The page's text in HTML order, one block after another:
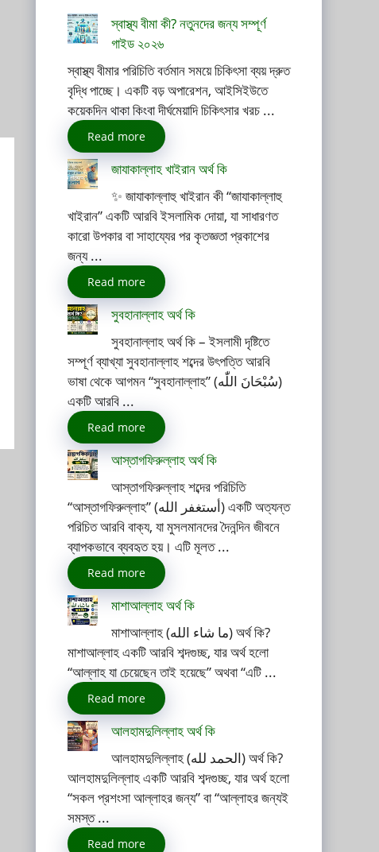
স্বাস্থ্য বীমা কী? নতুনদের জন্য সম্পূর্ণ
গাইড ২০২৬
স্বাস্থ্য বীমার পরিচিতি বর্তমান সময়ে চিকিৎসা ব্যয় দ্রুত
বৃদ্ধি পাচ্ছে। একটি বড় অপারেশন, আইসিইউতে
কয়েকদিন থাকা কিংবা দীর্ঘমেয়াদি চিকিৎসার খরচ ...
Read more
জাযাকাল্লাহ খাইরান অর্থ কি
✨ জাযাকাল্লাহু খাইরান কী “জাযাকাল্লাহু
খাইরান” একটি আরবি ইসলামিক দোয়া, যা সাধারণত
কারো উপকার বা সাহায্যের পর কৃতজ্ঞতা প্রকাশের
জন্য ...
Read more
সুবহানাল্লাহ অর্থ কি
সুবহানাল্লাহ অর্থ কি – ইসলামী দৃষ্টিতে
সম্পূর্ণ ব্যাখ্যা সুবহানাল্লাহ শব্দের উৎপত্তি আরবি
ভাষা থেকে আগমন “সুবহানাল্লাহ” (سُبْحَانَ اللّٰه)
একটি আরবি ...
Read more
আস্তাগফিরুল্লাহ অর্থ কি
আস্তাগফিরুল্লাহ শব্দের পরিচিতি
“আস্তাগফিরুল্লাহ” (أستغفر الله) একটি অত্যন্ত
পরিচিত আরবি বাক্য, যা মুসলমানদের দৈনন্দিন জীবনে
ব্যাপকভাবে ব্যবহৃত হয়। এটি মূলত ...
Read more
মাশাআল্লাহ অর্থ কি
মাশাআল্লাহ (ما شاء الله) অর্থ কি?
মাশাআল্লাহ একটি আরবি শব্দগুচ্ছ, যার অর্থ হলো
“আল্লাহ যা চেয়েছেন তাই হয়েছে” অথবা “এটি ...
Read more
আলহামদুলিল্লাহ অর্থ কি
আলহামদুলিল্লাহ (الحمد لله) অর্থ কি?
আলহামদুলিল্লাহ একটি আরবি শব্দগুচ্ছ, যার অর্থ হলো
“সকল প্রশংসা আল্লাহর জন্য” বা “আল্লাহর জন্যই
সমস্ত ...
Read more